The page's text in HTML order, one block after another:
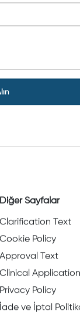
Diğer Sayfalar
Clarification Text
Cookie Policy
Approval Text
Clinical
Privacy Policy
İade ve İptal